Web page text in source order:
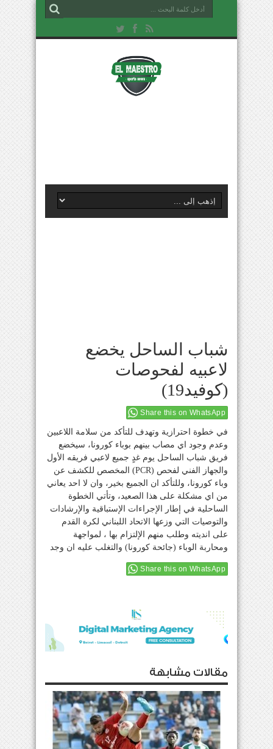
شباب الساحل يخضع
لاعبيه لفحوصات
(كوفيد19)
Share this on WhatsApp
في خطوة احترازية وتهدف للتأكد من سلامة اللاعبين
وعدم وجود اي مصاب بينهم بوباء كورونا، سيخضع
فريق شباب الساحل يوم غدٍ جميع لاعبي فريقه الأول
والجهاز الفني لفحص (PCR) المخصص للكشف عن
وباء كورونا، وللتأكد ان الجميع بخير، وان لا احد يعاني
من اي مشكلة على هذا الصعيد، وتأتي الخطوة
الساحلية في إطار الإجراءات الإستباقية والإرشادات
والتوصيات التي وزعها الاتحاد اللبناني لكرة القدم
على انديته وطلب منهم الإلتزام بها ، لمواجهة
ومحاربة الوباء (جائحة كورونا) والتغلب عليه ان وجد
Share this on WhatsApp
مقالات مشابهة